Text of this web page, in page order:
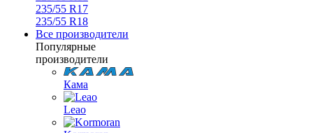
235/55 R17
235/55 R18
Все производители
Популярные
производители
Кама
Leao